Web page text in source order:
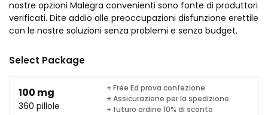
nostre opzioni Malegra convenienti sono fonte di produttori
verificati. Dite addio alle preoccupazioni disfunzione erettile
con le nostre soluzioni senza problemi e senza budget.
Select Package
100 mg
360 pillole
+ Free Ed prova confezione
+ Assicurazione per la spedizione
+ futuro ordine 10% di sconto